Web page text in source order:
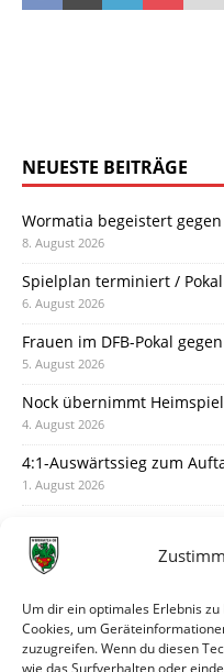
Um dir ein optimales Erlebnis
Cookies, um
zuzugreifen. Wenn du diesen
wie das Surfverhalten oder
NEUESTE BEITRÄGE
Wormatia begeistert
8. August 2026
Spielplan terminiert /
6. August 2026
Frauen im DFB-Pokal
5. August 2026
Nock übernimmt
4. August 2026
4:1-Auswärtssieg zum
1. August 2026
31. Juli 2026
30. Juli 2026
Deine Spielminute: 89+1
28. Juli 2026